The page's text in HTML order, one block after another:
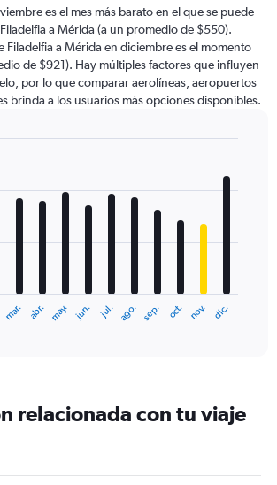
es el mes más barato en el que se puede
a Mérida (a un promedio de $550).
Filadelfia a Mérida en diciembre es el momento
de $921). Hay múltiples factores que influyen
por lo que comparar aerolíneas, aeropuertos
brinda a los usuarios más opciones disponibles.
mar. abr. may. jun. jul. ago. sep. oct. nov. dic.
relacionada con tu viaje